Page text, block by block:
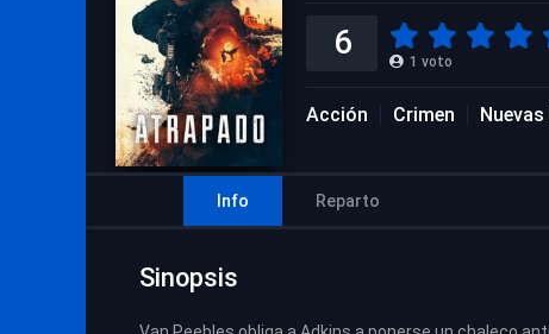
6 1 voto
Acción Crimen
Info Reparto
Sinopsis